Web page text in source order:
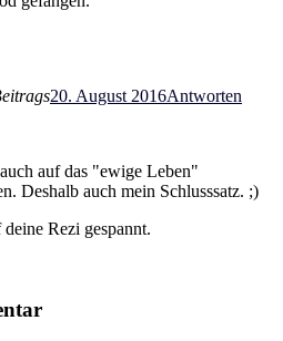
20. August 2016Antworten
auf das "ewige Leben"
Deshalb auch mein Schlusssatz. ;)
Rezi gespannt.